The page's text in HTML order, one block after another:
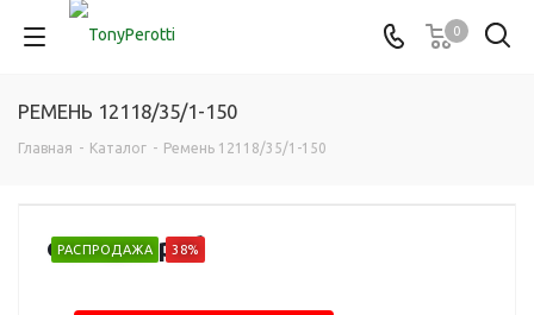
0
РЕМЕНЬ 12118/35/1-150
Главная - Каталог - Ремень 12118/35/1-150
РАСПРОДАЖА 38%
от2 020 руб